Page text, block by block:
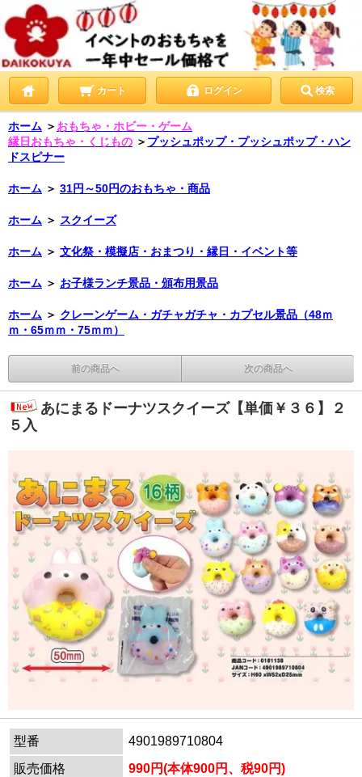
カート ログイン 検索
ホーム ＞ おもちゃ・ホビー・ゲーム
縁日おもちゃ・くじもの ＞ プッシュポップ・プッシュポップ・ハン
ドスピナー
ホーム ＞ 31円～50円のおもちゃ・商品
ホーム ＞ スクイーズ
ホーム ＞ 文化祭・模擬店・おまつり・縁日・イベント等
ホーム ＞ お子様ランチ景品・頒布用景品
ホーム ＞ クレーンゲーム・ガチャガチャ・カプセル景品（48ｍ
ｍ・65ｍｍ・75ｍｍ）
前の商品へ 次の商品へ
あにまるドーナツスクイーズ【単価￥３６】２
５入
型番
4901989710804
販売価格
990円(本体900円、税90円)